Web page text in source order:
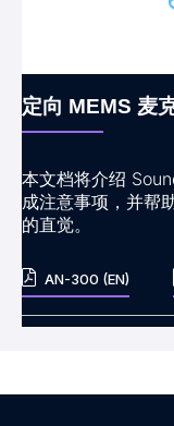
定向 MEMS 麦
本文档将介绍
成注意事项，并帮
的直觉。
AN-300 (EN)